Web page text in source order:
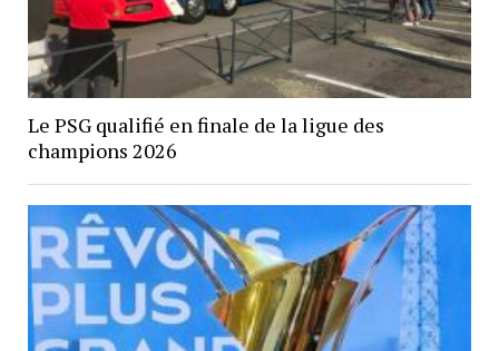
Le PSG qualifié en finale de la ligue des
champions 2026